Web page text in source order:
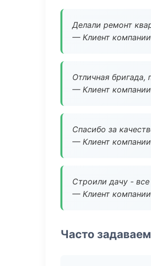
Делали ремонт
— Клиент компании
Отличная бригада,
— Клиент компании
Спасибо за
— Клиент компании
Строили дачу -
— Клиент компании
Часто